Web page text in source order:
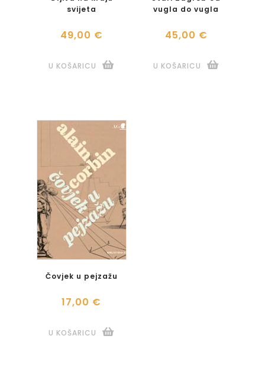
svijeta
49,00 €
U KOŠARICU
vugla do vugla
45,00 €
U KOŠARICU
Čovjek u pejzažu
17,00 €
U KOŠARICU